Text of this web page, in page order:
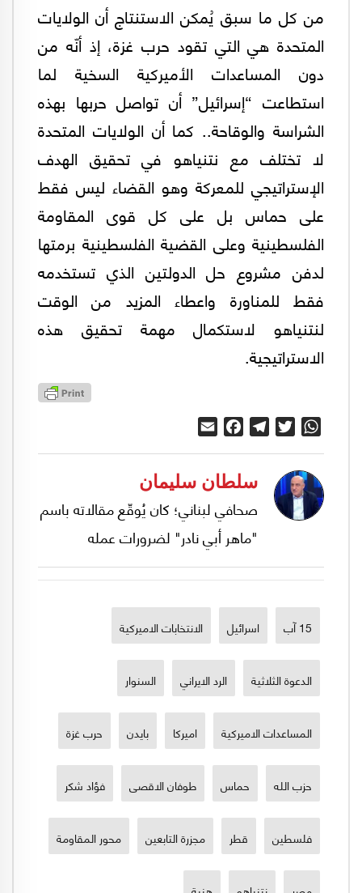
من كل ما سبق يُمكن الاستنتاج أن الولايات
المتحدة هي التي تقود حرب غزة، إذ أنّه من
دون المساعدات الأميركية السخية لما
استطاعت “إسرائيل” أن تواصل حربها بهذه
الشراسة والوقاحة.. كما أن الولايات المتحدة
لا تختلف مع نتنياهو في تحقيق الهدف
الإستراتيجي للمعركة وهو القضاء ليس فقط
على حماس بل على كل قوى المقاومة
الفلسطينية وعلى القضية الفلسطينية برمتها
لدفن مشروع حل الدولتين الذي تستخدمه
فقط للمناورة واعطاء المزيد من الوقت
لنتنياهو لاستكمال مهمة تحقيق هذه
الاستراتيجية.
WhatsApp
Twitter
Telegram
Facebook
سلطان سليمان
صحافي لبناني؛ كان يُوقّع مقالاته باسم
"ماهر أبي نادر" لضرورات عمله
15 آب اسرائيل الانتخابات الاميركية
الدعوة الثلاثية الرد الايراني السنوار
المساعدات الاميركية اميركا بايدن حرب غزة
حزب الله حماس طوفان الاقصى فؤاد شكر
فلسطين قطر مجزرة التابعين محور المقاومة